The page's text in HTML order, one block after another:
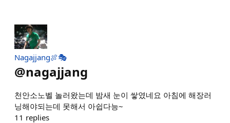
Nagajjang🍖🎭
@nagajjang
천안소노벨 놀러왔는데 밤새 눈이 쌓였네요 아침에 해장러
닝해야되는데 못해서 아쉽다능~
11 replies